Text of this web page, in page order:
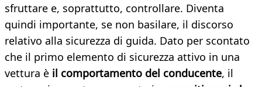
sfruttare e, soprattutto, controllare. Diventa
quindi importante, se non basilare, il discorso
relativo alla sicurezza di guida. Dato per scontato
che il primo elemento di sicurezza attivo in una
vettura è il comportamento del conducente, il